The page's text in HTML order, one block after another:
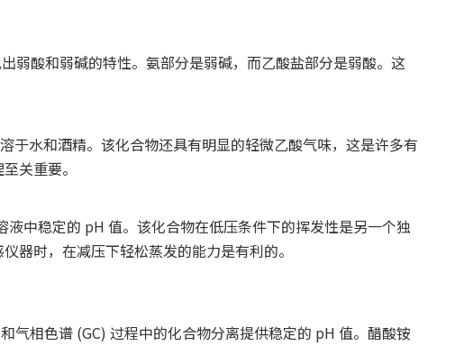
弱酸和弱碱的特性。氨部分是弱碱，而乙酸盐部分是弱酸。这
于水和酒精。该化合物还具有明显的轻微乙酸气味，这是许多有
关重要。
液中稳定的 pH 值。该化合物在低压条件下的挥发性是另一个独
器时，在减压下轻松蒸发的能力是有利的。
气相色谱 (GC) 过程中的化合物分离提供稳定的 pH 值。醋酸铵